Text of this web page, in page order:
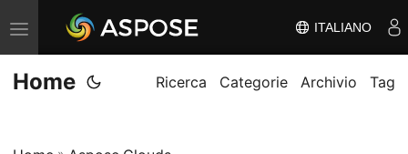
V
ä
x
ITALIANO
Home Ricerca Categorie Archivio Tag